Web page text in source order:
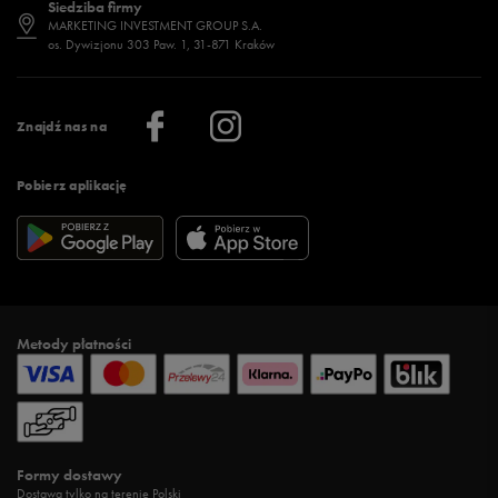
Znajdź nas na
Pobierz aplikację
Regulamin sklepu 50 style
Regulamin aplikacji 50 style
Więcej regulaminów >
Jak wybrać buty na zimę?
Więcej >
Stylizacje damskie
Sklepy stacjonarne
Klub 50 style
Praca
Informacje o firmie
Siedziba firmy
MARKETING INVESTMENT GROUP S.A.
os. Dywizjonu 303 Paw. 1, 31-871 Kraków
Metody płatności
Formy dostawy
Dostawa tylko na terenie Polski